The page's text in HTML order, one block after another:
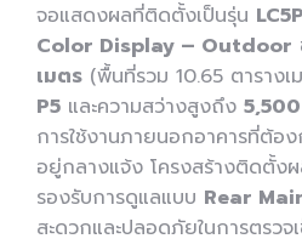
จอแสดงผลที่ติดตั้งเป็นรุ่น
Color Display – Outdoor
เมตร (พื้นที่รวม 10.65 ตาราง
P5 และความสว่างสูงถึง
การใช้งานภายนอกอาคารที่ต้อ
อยู่กลางแจ้ง โครงสร้างติดตั้ง
รองรับการดูแลแบบ Rear
สะดวกและปลอดภัยในการตรวจ